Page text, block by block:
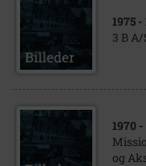
1975 -
3 B
1970 -
og